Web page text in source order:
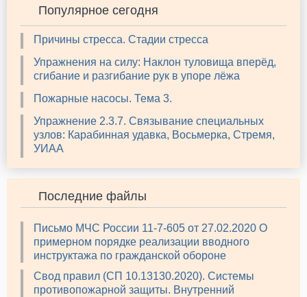
Популярное сегодня
Причины стресса. Стадии стресса
Упражнения на силу: Наклон туловища вперёд,
сгибание и разгибание рук в упоре лёжа
Пожарные насосы. Тема 3.
Упражнение 2.3.7. Связывание специальных
узлов: Карабинная удавка, Восьмерка, Стремя,
УИАА
Последние файлы
Письмо МЧС России 11-7-605 от 27.02.2020 О
примерном порядке реализации вводного
инструктажа по гражданской обороне
Свод правил (СП 10.13130.2020). Системы
противопожарной защиты. Внутренний